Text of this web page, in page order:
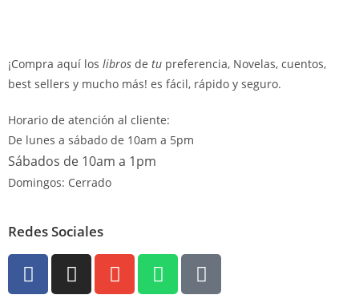
¡Compra aquí los libros de tu preferencia, Novelas, cuentos,
best sellers y mucho más! es fácil, rápido y seguro.
Horario de atención al cliente:
De lunes a sábado de 10am a 5pm
Sábados de 10am a 1pm
Domingos: Cerrado
Redes Sociales